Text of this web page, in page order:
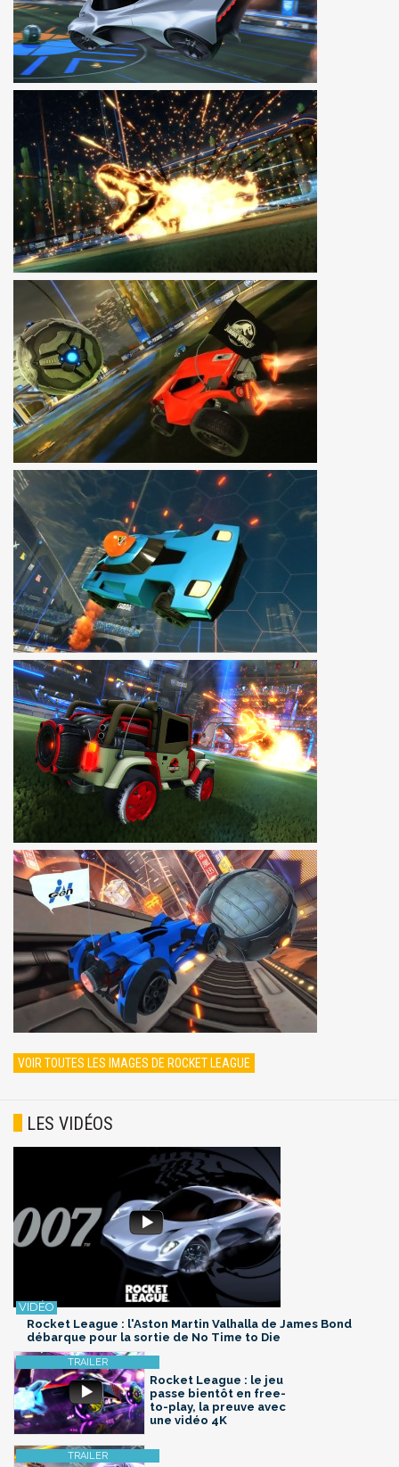
VOIR TOUTES LES IMAGES DE ROCKET LEAGUE
LES VIDÉOS
Rocket League : l'Aston Martin Valhalla de James Bond
débarque pour la sortie de No Time to Die
Rocket League : le jeu
passe bientôt en free-
to-play, la preuve avec
une vidéo 4K